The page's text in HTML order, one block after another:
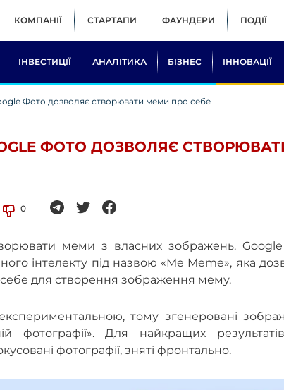
КОМПАНІЇ СТАРТАПИ ФАУНДЕРИ ПОДІЇ
ІНВЕСТИЦІЇ АНАЛІТИКА БІЗНЕС ІННОВАЦІЇ
Фото дозволяє створювати меми про себе
ФОТО ДОЗВОЛЯЄ
0
меми з власних зображень.
інтелекту під назвою «Me Meme», яка
для створення зображення мему.
тому згенеровані
фотографії». Для найкращих
фотографії, зняті фронтально.